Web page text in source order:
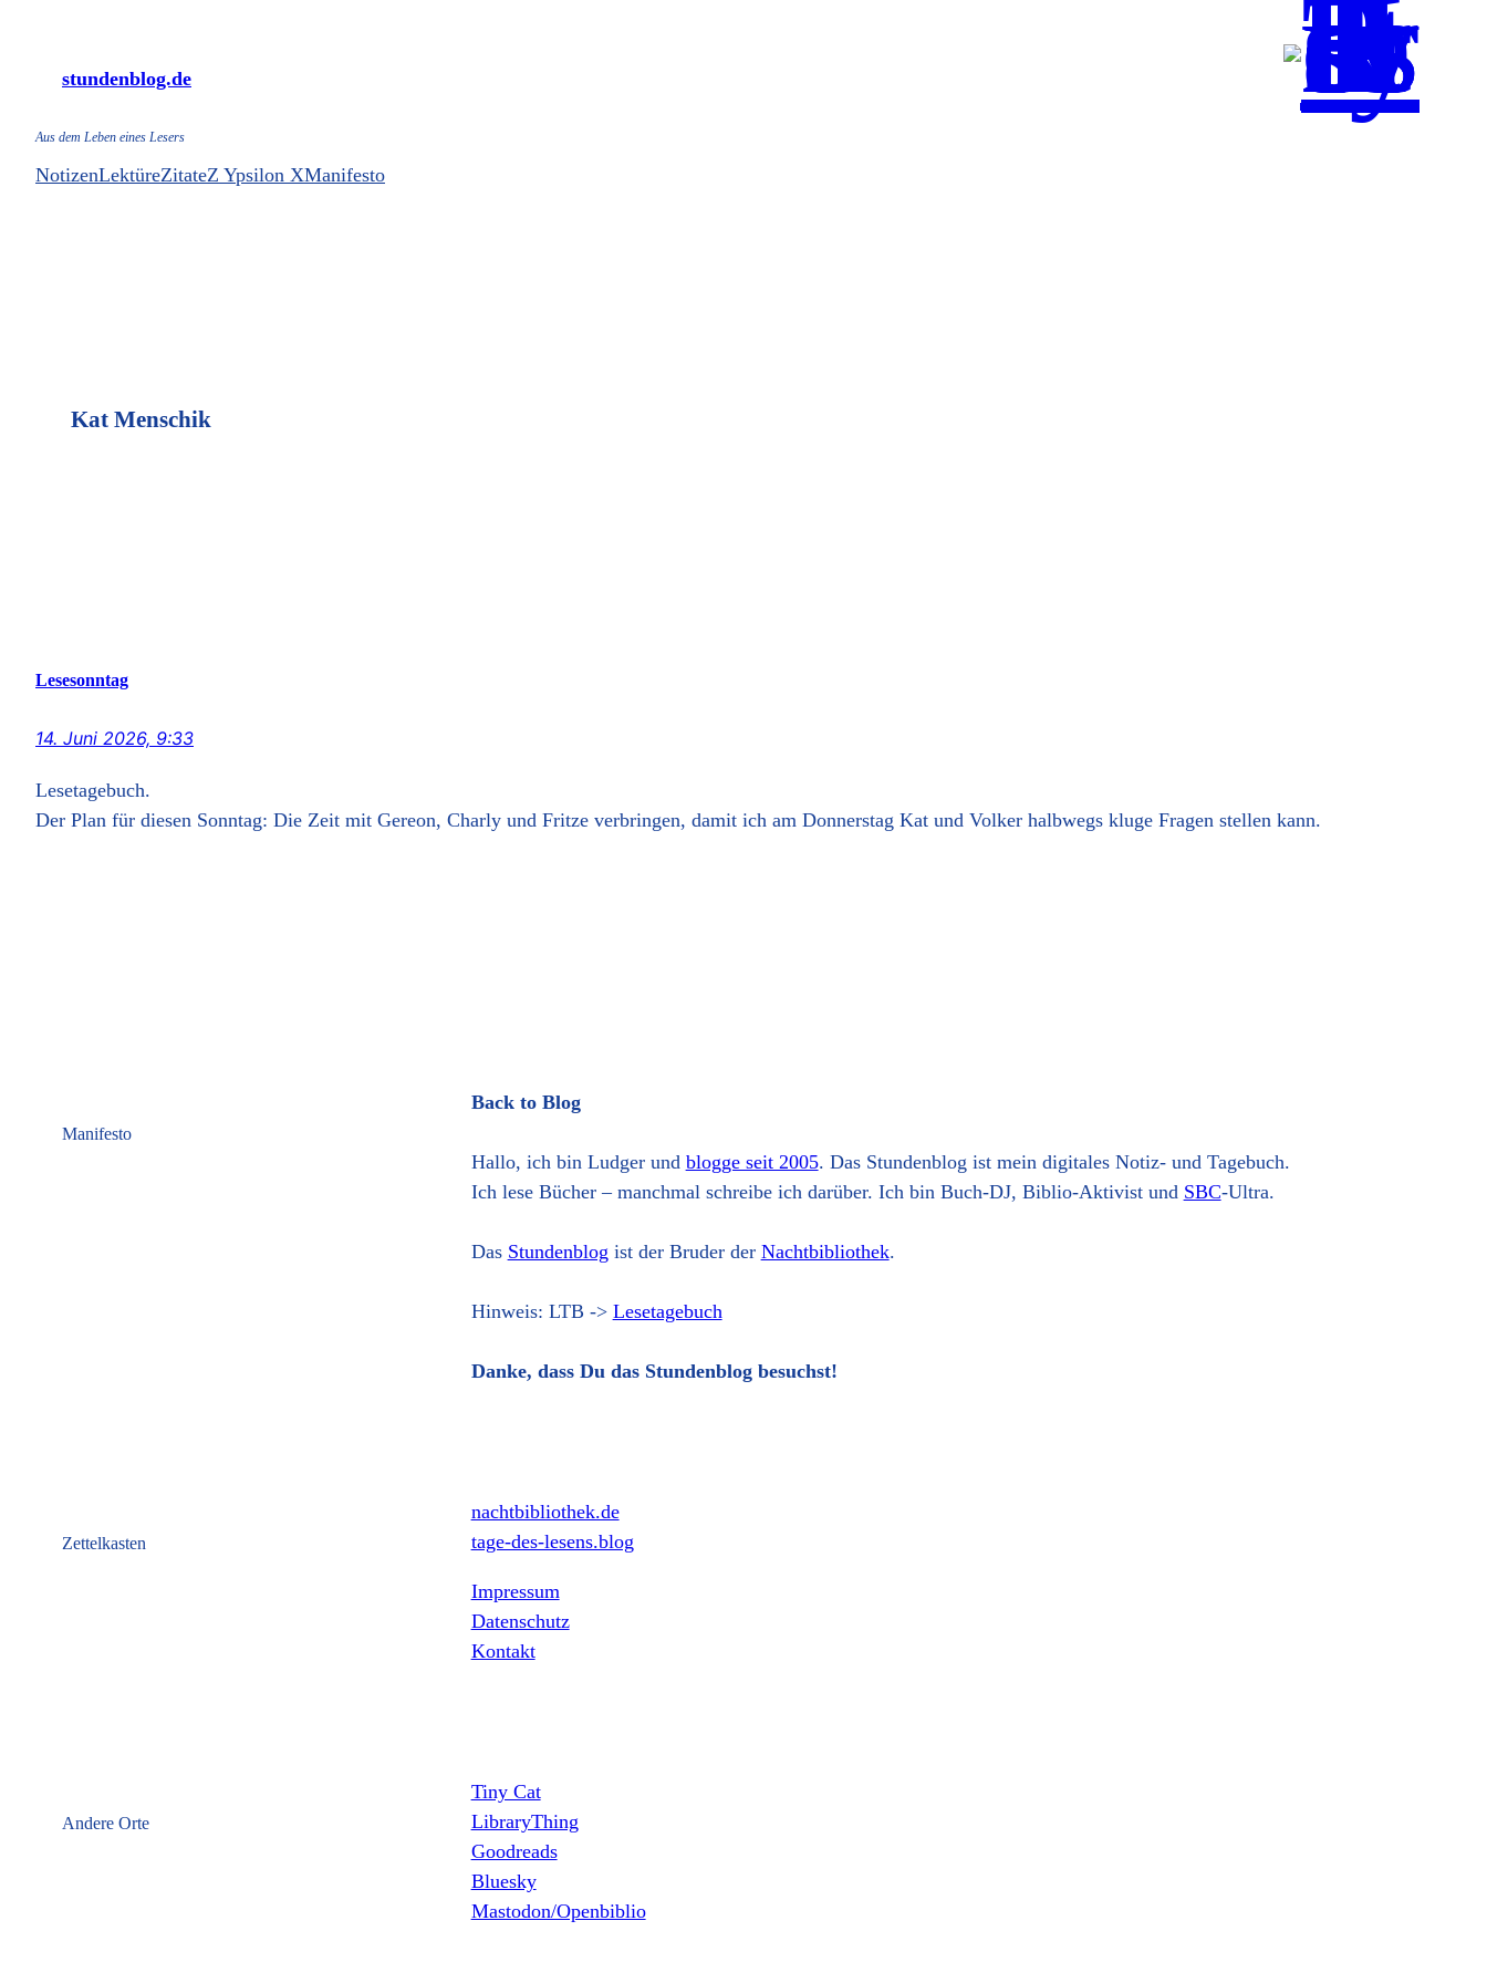
springenstundenblog.de
Aus dem Leben eines Lesers
NotizenLektüreZitateZ Ypsilon XManifesto
Kat Menschik
Lesesonntag
14. Juni 2026, 9:33
Lesetagebuch.
Der Plan für diesen Sonntag: Die Zeit mit Gereon, Charly und Fritze verbringen, damit ich am Donnerstag Kat und Volker halbwegs kluge Fragen stellen kann.
Manifesto
Back to Blog
Hallo, ich bin Ludger und blogge seit 2005. Das Stundenblog ist mein digitales Notiz- und Tagebuch.
Ich lese Bücher – manchmal schreibe ich darüber. Ich bin Buch-DJ, Biblio-Aktivist und SBC-Ultra.
Das Stundenblog ist der Bruder der Nachtbibliothek.
Hinweis: LTB -> Lesetagebuch
Danke, dass Du das Stundenblog besuchst!
Zettelkasten
nachtbibliothek.de
tage-des-lesens.blog
Impressum
Datenschutz
Kontakt
Andere Orte
Tiny Cat
LibraryThing
Goodreads
Bluesky
Mastodon/Openbiblio